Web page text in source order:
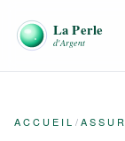
ACCUEIL /